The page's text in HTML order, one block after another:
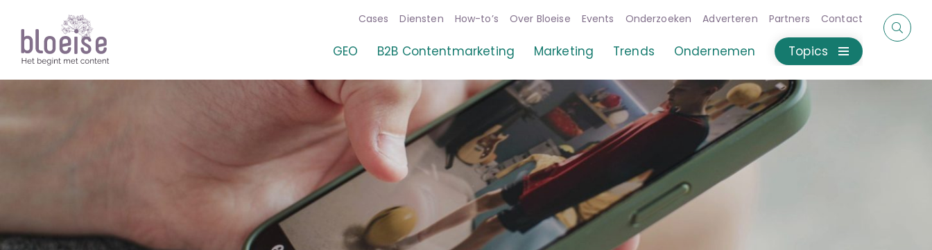
Artikelen
Cases Diensten How-to’s Over Bloeise Events Onderzoeken Adverteren Partners Contact
GEO B2B Contentmarketing Marketing Trends Ondernemen Topics